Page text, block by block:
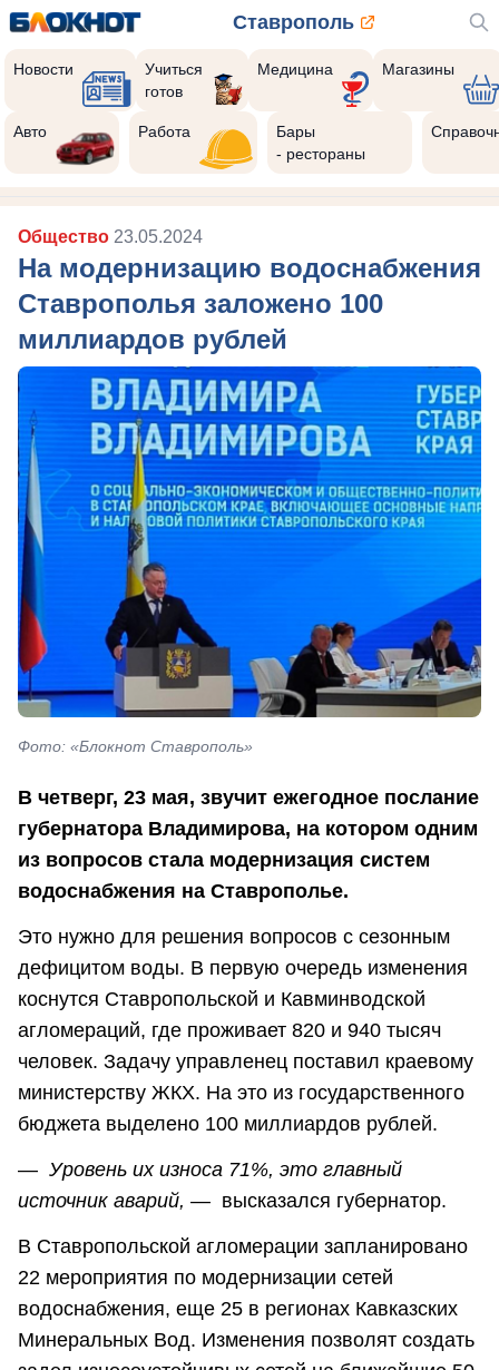
Ставрополь
Новости
Учиться
готов
Медицина Магазины
Авто Работа
Бары
- рестораны
Общество 23.05.2024
На модернизацию водоснабжения
Ставрополья заложено 100
миллиардов рублей
Фото: «Блокнот Ставрополь»
В четверг, 23 мая, звучит ежегодное послание
губернатора Владимирова, на котором одним
из вопросов стала модернизация систем
водоснабжения на Ставрополье.
Это нужно для решения вопросов с сезонным
дефицитом воды. В первую очередь изменения
коснутся Ставропольской и Кавминводской
агломераций, где проживает 820 и 940 тысяч
человек. Задачу управленец поставил краевому
министерству ЖКХ. На это из государственного
бюджета выделено 100 миллиардов рублей.
— Уровень их износа 71%, это главный
источник аварий, — высказался губернатор.
В Ставропольской агломерации запланировано
22 мероприятия по модернизации сетей
водоснабжения, еще 25 в регионах Кавказских
Минеральных Вод. Изменения позволят создать